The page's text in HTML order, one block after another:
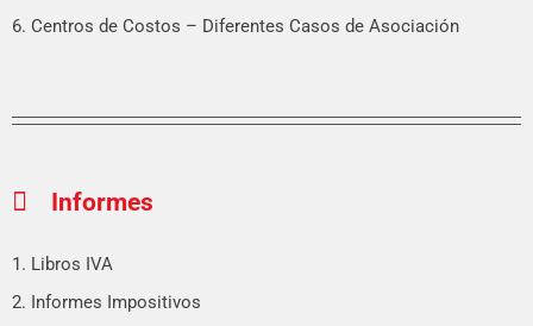
6. Centros de Costos – Diferentes Casos de Asociación
Informes
1. Libros IVA
2. Informes Impositivos